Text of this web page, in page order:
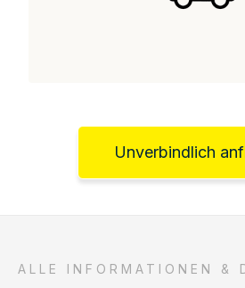
Unverbindlich
ALLE INFORMATIONEN &